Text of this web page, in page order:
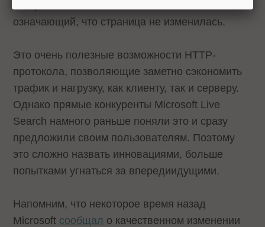
означающий, что страница не изменилась.
Это очень полезные возможности HTTP-
протокола, позволяющие заметно сэкономить
трафик и нагрузку, как клиенту, так и серверу.
Однако прямые конкуренты Microsoft Live
Search намного раньше поняли это и сразу
предложили своим пользователям. Поэтому
это сложно назвать инновациями, больше
попытками угнаться за впередиидущими.
Напомним, что некоторое время назад
Microsoft сообщал о качественном изменении